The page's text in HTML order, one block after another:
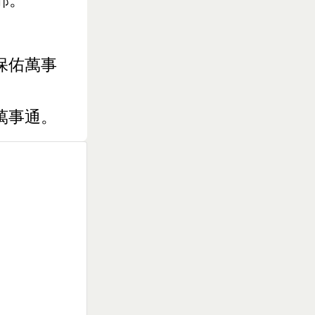
佑萬事
通。